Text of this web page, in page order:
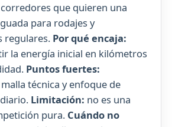
corredores que quieren una
para rodajes y
regulares. Por qué encaja:
la energía inicial en kilómetros
Puntos fuertes:
técnica y enfoque de
Limitación: no es una
pura. Cuándo no